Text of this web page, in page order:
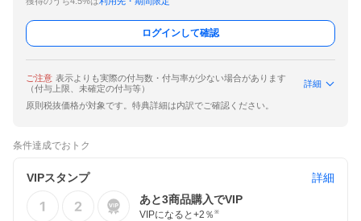
ログインして確認
ご注意 表示よりも実際の付与数・付与率が少ない場合があります
（付与上限、未確定の付与等）
詳細
原則税抜価格が対象です。特典詳細は内訳でご確認ください。
条件達成でおトク
VIPスタンプ
詳細
あと3商品購入でVIP
VIPになると+2 ％ ※